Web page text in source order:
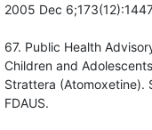
2005 Dec
67. Public Health
Children and
Strattera (Atomoxetine).
FDAUS.